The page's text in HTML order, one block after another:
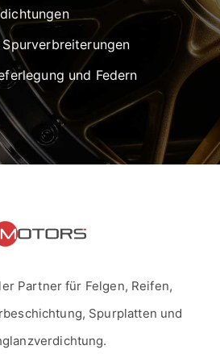
und Federn
Partner für Felgen, Reifen,
Spurplatten und